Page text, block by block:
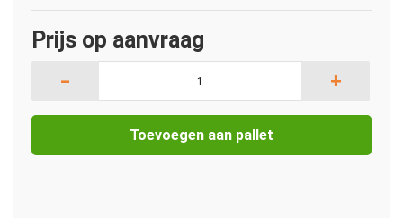
Prijs op aanvraag
- +
Toevoegen aan pallet